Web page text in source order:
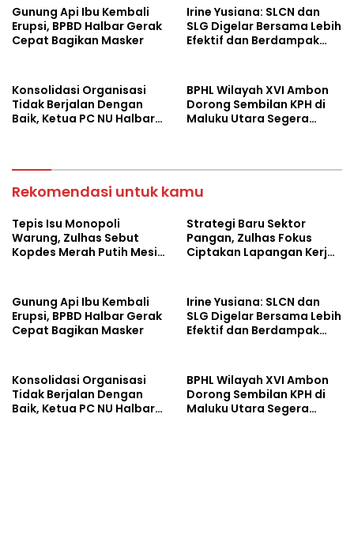
Gunung Api Ibu Kembali
Erupsi, BPBD Halbar Gerak
Cepat Bagikan Masker
Irine Yusiana: SLCN dan
SLG Digelar Bersama Lebih
Efektif dan Berdampak
Konsolidasi Organisasi
Tidak Berjalan Dengan
Baik, Ketua PC NU Halbar
BPHL Wilayah XVI Ambon
Dorong Sembilan KPH di
Maluku Utara Segera
Rekomendasi untuk kamu
Tepis Isu Monopoli
Warung, Zulhas Sebut
Kopdes Merah Putih Mesin
Strategi Baru Sektor
Pangan, Zulhas Fokus
Ciptakan Lapangan Kerja
Gunung Api Ibu Kembali
Erupsi, BPBD Halbar Gerak
Cepat Bagikan Masker
Irine Yusiana: SLCN dan
SLG Digelar Bersama Lebih
Efektif dan Berdampak
Konsolidasi Organisasi
Tidak Berjalan Dengan
Baik, Ketua PC NU Halbar
BPHL Wilayah XVI Ambon
Dorong Sembilan KPH di
Maluku Utara Segera